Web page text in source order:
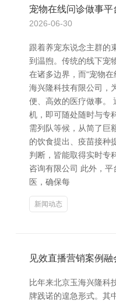
宠物在线问诊做事
2026-06-30
跟着养宠东说念主群的
到温煦。传统的线下宠
在诸多边界，而“宠物
海兴隆科技有限公司，
便、高效的医疗做事。
机，即可随处随时与专
需列队等候，从简了巨
的饮食提出、疫苗接种
判断，皆能取得实时专
咨询有限公司 此外，
医，确保每
新闻动态
见效直播营销案例融
比年来北京玉海兴隆科
牌践诺的遑急形式。其